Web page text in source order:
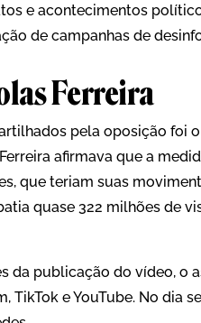
e acontecimentos
de campanhas de
Ferreira
pela oposição foi
afirmava que a
que teriam suas
quase 322 milhões de
da publicação do vídeo, o
TikTok e YouTube. No dia